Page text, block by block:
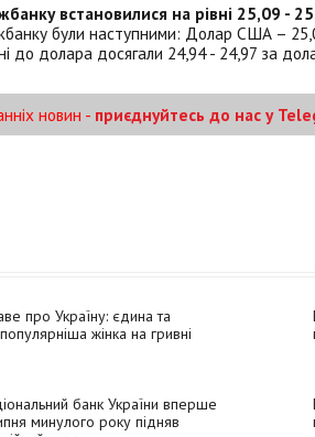
встановилися на рівні 25,09 -
були наступними: Долар США –
до долара досягали 24,94 - 24,97 за
новин - приєднуйтесь до нас у
про Україну: єдина та
жінка на гривні
банк України вперше
минулого року підняв